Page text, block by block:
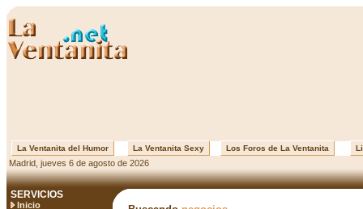
La Ventanita del Humor La Ventanita Sexy Los Foros de La Ventanita
Madrid, jueves 6 de agosto de 2026
SERVICIOS
Inicio